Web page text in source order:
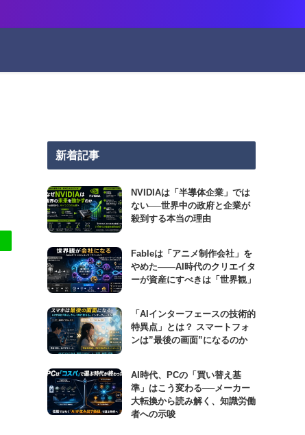
新着記事
NVIDIAは「半導体企業」では
ない──世界中の政府と企業が
殺到する本当の理由
Fableは「アニメ制作会社」を
やめた――AI時代のクリエイタ
ーが資産にすべきは「世界観」
「AIインターフェースの技術的
特異点」とは？ スマートフォ
ンは”最後の画面”になるのか
AI時代、PCの「買い替え基
準」はこう変わる──メーカー
大転換から読み解く、知識労働
者への示唆